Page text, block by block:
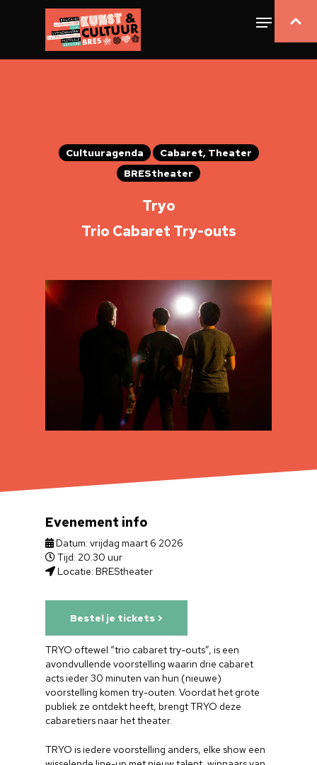
Cultuuragenda
Cabaret, Theater
BREStheater
Tryo
Trio Cabaret Try-outs
TRYO oftewel “trio cabaret try-outs”, is een
avondvullende voorstelling waarin drie cabaret
acts ieder 30 minuten van hun (nieuwe)
voorstelling komen try-outen. Voordat het grote
publiek ze ontdekt heeft, brengt TRYO deze
cabaretiers naar het theater.
TRYO is iedere voorstelling anders, elke show een
Evenement info
Datum: vrijdag maart 6 2026
Tijd: 20.30 uur
Locatie: BREStheater
Bestel je tickets >